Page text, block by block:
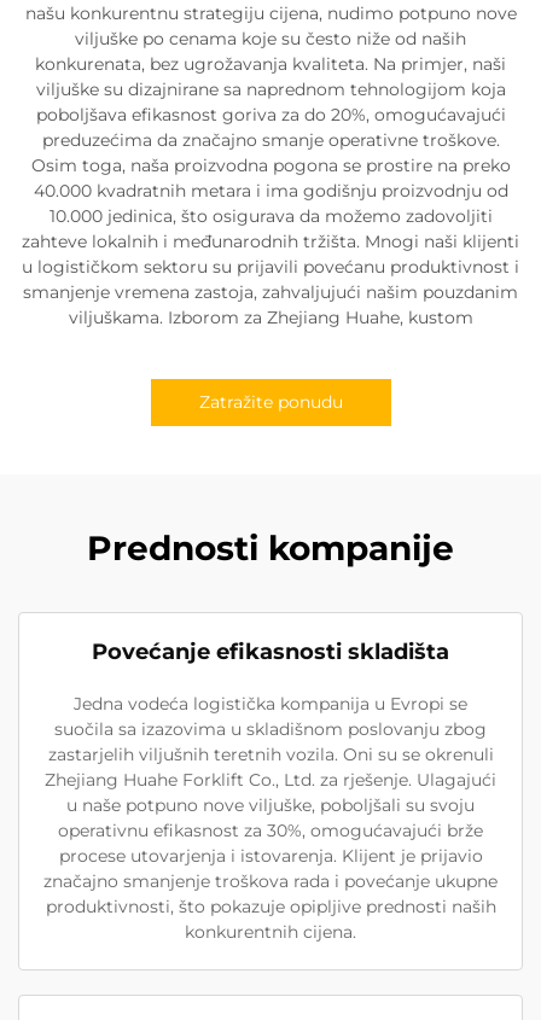
našu konkurentnu strategiju cijena, nudimo potpuno nove
viljuške po cenama koje su često niže od naših
konkurenata, bez ugrožavanja kvaliteta. Na primjer, naši
viljuške su dizajnirane sa naprednom tehnologijom koja
poboljšava efikasnost goriva za do 20%, omogućavajući
preduzećima da značajno smanje operativne troškove.
Osim toga, naša proizvodna pogona se prostire na preko
40.000 kvadratnih metara i ima godišnju proizvodnju od
10.000 jedinica, što osigurava da možemo zadovoljiti
zahteve lokalnih i međunarodnih tržišta. Mnogi naši klijenti
u logističkom sektoru su prijavili povećanu produktivnost i
smanjenje vremena zastoja, zahvaljujući našim pouzdanim
viljuškama. Izborom za Zhejiang Huahe, kustom
Zatražite ponudu
Prednosti kompanije
Povećanje efikasnosti skladišta
Jedna vodeća logistička kompanija u Evropi se
suočila sa izazovima u skladišnom poslovanju zbog
zastarjelih viljušnih teretnih vozila. Oni su se okrenuli
Zhejiang Huahe Forklift Co., Ltd. za rješenje. Ulagajući
u naše potpuno nove viljuške, poboljšali su svoju
operativnu efikasnost za 30%, omogućavajući brže
procese utovarjenja i istovarenja. Klijent je prijavio
značajno smanjenje troškova rada i povećanje ukupne
produktivnosti, što pokazuje opipljive prednosti naših
konkurentnih cijena.